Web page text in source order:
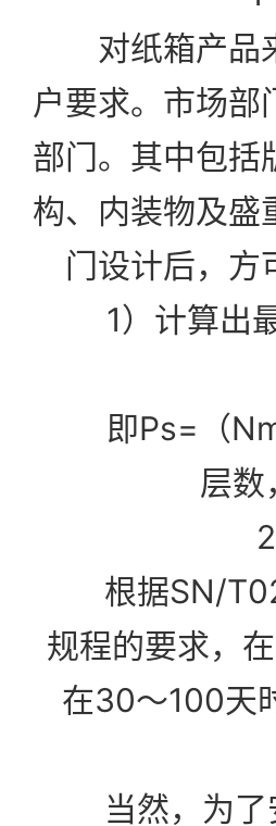
对纸箱产品来
户要求。市场部
部门。其中包括
构、内装物及盛
门设计后，方
1）计算出最
即Ps=（
层数
2
根据SN/
规程的要求，
在30～100天
当然，为了